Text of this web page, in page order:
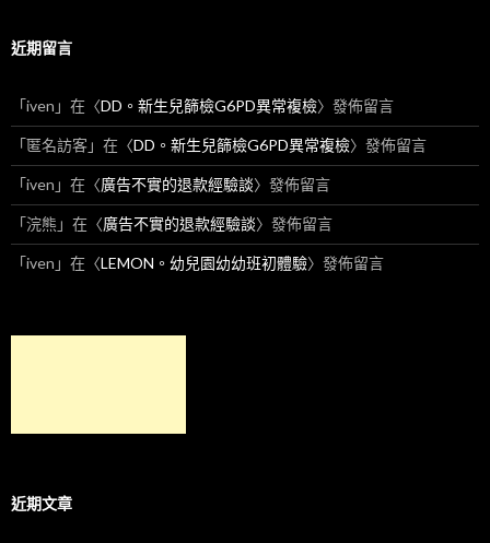
近期留言
「iven 」在〈DD。新生兒篩檢G6PD異常複檢〉發佈留言
「匿名訪客」在〈DD。新生兒篩檢G6PD異常複檢〉發佈留言
「iven 」在〈廣告不實的退款經驗談〉發佈留言
「浣熊 」在〈廣告不實的退款經驗談〉發佈留言
「iven 」在〈LEMON。幼兒園幼幼班初體驗〉發佈留言
近期文章